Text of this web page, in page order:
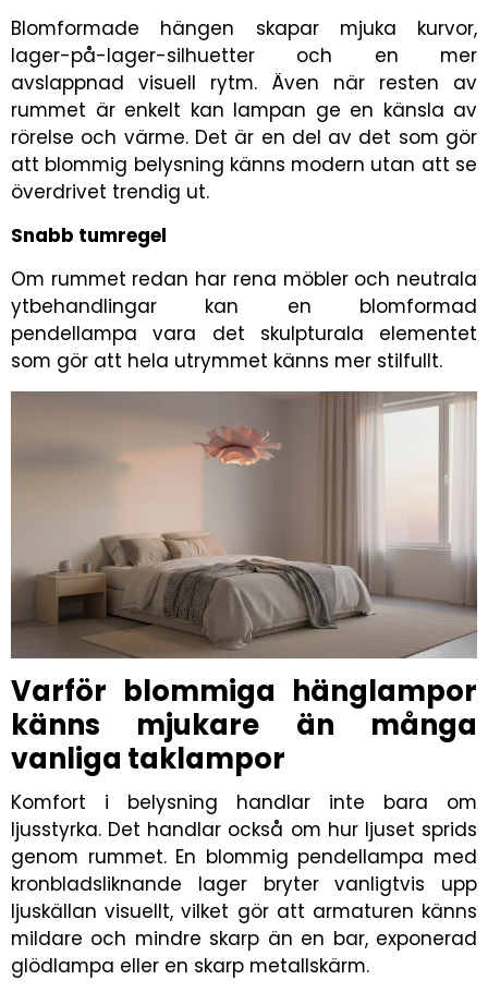
Blomformade hängen skapar mjuka kurvor,
lager-på-lager-silhuetter och en mer
avslappnad visuell rytm. Även när resten av
rummet är enkelt kan lampan ge en känsla av
rörelse och värme. Det är en del av det som gör
att blommig belysning känns modern utan att se
överdrivet trendig ut.
Snabb tumregel
Om rummet redan har rena möbler och neutrala
ytbehandlingar kan en blomformad
pendellampa vara det skulpturala elementet
som gör att hela utrymmet känns mer stilfullt.
Varför blommiga hänglampor
känns mjukare än många
vanliga taklampor
Komfort i belysning handlar inte bara om
ljusstyrka. Det handlar också om hur ljuset sprids
genom rummet. En blommig pendellampa med
kronbladsliknande lager bryter vanligtvis upp
ljuskällan visuellt, vilket gör att armaturen känns
mildare och mindre skarp än en bar, exponerad
glödlampa eller en skarp metallskärm.